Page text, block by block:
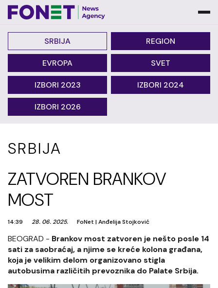
SRBIJA REGION
EVROPA SVET
IZBORI 2023 IZBORI 2024
IZBORI 2026
SRBIJA
ZATVOREN BRANKOV
MOST
14:39 28. 06. 2025. FoNet |Anđelija Stojković
BEOGRAD - Brankov most zatvoren je nešto posle 14
sati za saobraćaj, a njime se kreće kolona građana,
koja je velikim delom organizovano stigla
autobusima različitih prevoznika do Palate Srbija.